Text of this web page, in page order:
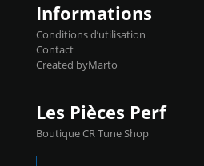
Informations
Conditions d’utilisation
Contact
Created byMarto
Les Pièces Perf
Boutique CR Tune Shop